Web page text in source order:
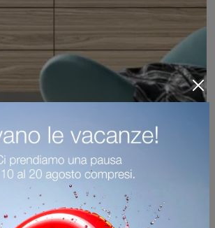
Boston Comò